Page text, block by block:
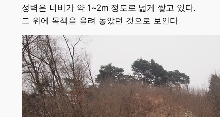
성벽은 너비가 약 1~2m 정도로 넓게 쌓고 있다.
그 위에 목책을 올려 놓았던 것으로 보인다.